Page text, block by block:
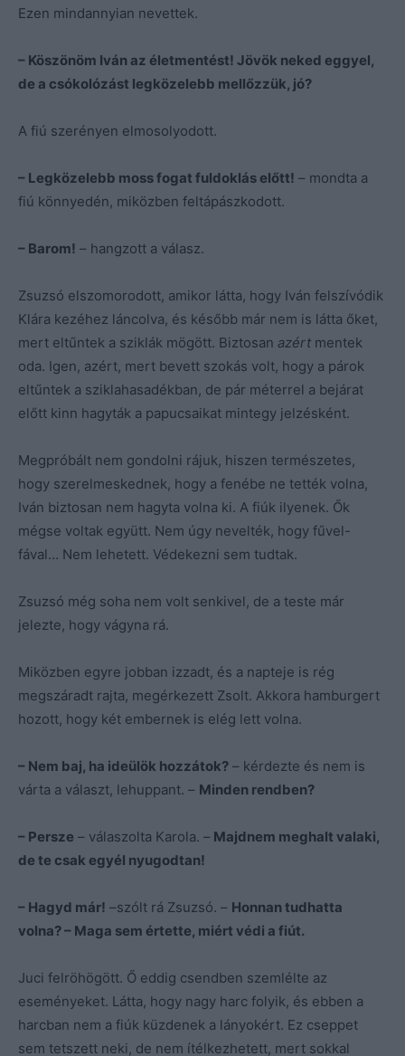
Ezen mindannyian nevettek.
– Köszönöm Iván az életmentést! Jövök neked eggyel,
de a csókolózást legközelebb mellőzzük, jó?
A fiú szerényen elmosolyodott.
– Legközelebb moss fogat fuldoklás előtt! – mondta a
fiú könnyedén, miközben feltápászkodott.
– Barom! – hangzott a válasz.
Zsuzsó elszomorodott, amikor látta, hogy Iván felszívódik
Klára kezéhez láncolva, és később már nem is látta őket,
mert eltűntek a sziklák mögött. Biztosan azért mentek
oda. Igen, azért, mert bevett szokás volt, hogy a párok
eltűntek a sziklahasadékban, de pár méterrel a bejárat
előtt kinn hagyták a papucsaikat mintegy jelzésként.
Megpróbált nem gondolni rájuk, hiszen természetes,
hogy szerelmeskednek, hogy a fenébe ne tették volna,
Iván biztosan nem hagyta volna ki. A fiúk ilyenek. Ők
mégse voltak együtt. Nem úgy nevelték, hogy fűvel-
fával… Nem lehetett. Védekezni sem tudtak.
Zsuzsó még soha nem volt senkivel, de a teste már
jelezte, hogy vágyna rá.
Miközben egyre jobban izzadt, és a napteje is rég
megszáradt rajta, megérkezett Zsolt. Akkora hamburgert
hozott, hogy két embernek is elég lett volna.
– Nem baj, ha ideülök hozzátok? – kérdezte és nem is
várta a választ, lehuppant. – Minden rendben?
– Persze – válaszolta Karola. – Majdnem meghalt valaki,
de te csak egyél nyugodtan!
– Hagyd már! –szólt rá Zsuzsó. – Honnan tudhatta
volna? – Maga sem értette, miért védi a fiút.
Juci felröhögött. Ő eddig csendben szemlélte az
eseményeket. Látta, hogy nagy harc folyik, és ebben a
harcban nem a fiúk küzdenek a lányokért. Ez cseppet
sem tetszett neki, de nem ítélkezhetett, mert sokkal